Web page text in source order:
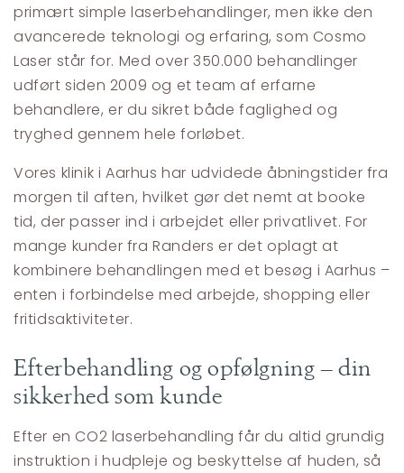
primært simple laserbehandlinger, men ikke den
avancerede teknologi og erfaring, som Cosmo
Laser står for. Med over 350.000 behandlinger
udført siden 2009 og et team af erfarne
behandlere, er du sikret både faglighed og
tryghed gennem hele forløbet.
Vores klinik i Aarhus har udvidede åbningstider fra
morgen til aften, hvilket gør det nemt at booke
tid, der passer ind i arbejdet eller privatlivet. For
mange kunder fra Randers er det oplagt at
kombinere behandlingen med et besøg i Aarhus –
enten i forbindelse med arbejde, shopping eller
fritidsaktiviteter.
Efterbehandling og opfølgning – din
sikkerhed som kunde
Efter en CO2 laserbehandling får du altid grundig
instruktion i hudpleje og beskyttelse af huden, så